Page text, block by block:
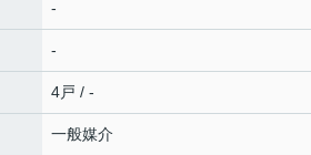
-
-
4戸 / -
一般媒介